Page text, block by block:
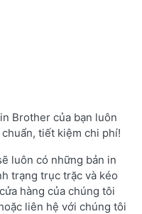
Brother của bạn luôn
tiết kiệm chi phí!
luôn có những bản in
trạng trục trặc và kéo
hàng của chúng tôi
liên hệ với chúng tôi